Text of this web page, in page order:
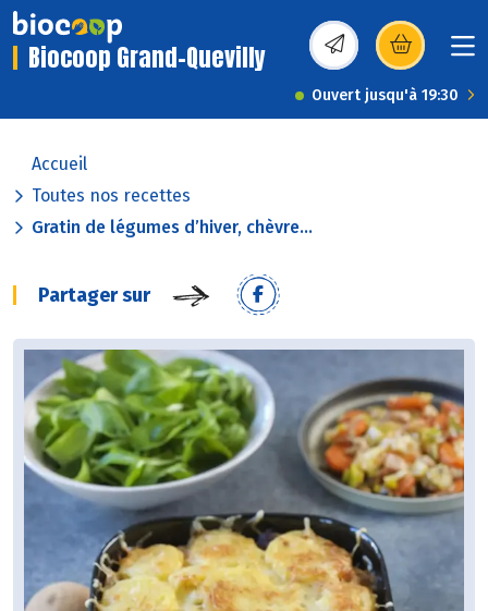
Biocoop Grand-Quevilly (s’ouvre dans une
Ouvert jusqu'à 19:30
Accueil
Toutes nos recettes
Gratin de légumes d’hiver, chèvre...
Partager sur